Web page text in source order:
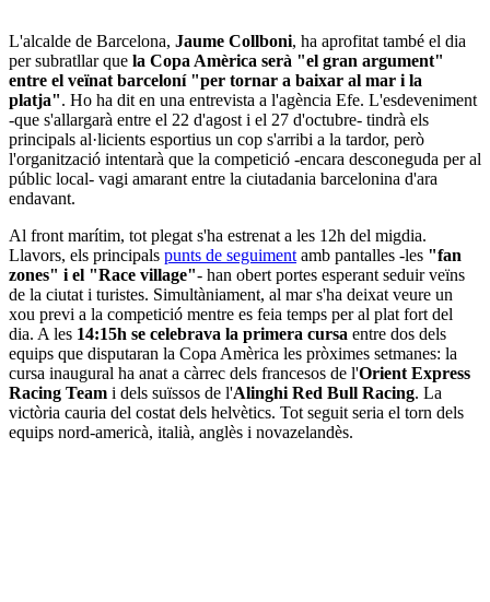
L'alcalde de Barcelona, Jaume Collboni, ha aprofitat també el dia
per subratllar que la Copa Amèrica serà "el gran argument"
entre el veïnat barceloní "per tornar a baixar al mar i la
platja". Ho ha dit en una entrevista a l'agència Efe. L'esdeveniment
-que s'allargarà entre el 22 d'agost i el 27 d'octubre- tindrà els
principals al·licients esportius un cop s'arribi a la tardor, però
l'organització intentarà que la competició -encara desconeguda per al
públic local- vagi amarant entre la ciutadania barcelonina d'ara
endavant.
Al front marítim, tot plegat s'ha estrenat a les 12h del migdia.
Llavors, els principals punts de seguiment amb pantalles -les "fan
zones" i el "Race village"- han obert portes esperant seduir veïns
de la ciutat i turistes. Simultàniament, al mar s'ha deixat veure un
xou previ a la competició mentre es feia temps per al plat fort del
dia. A les 14:15h se celebrava la primera cursa entre dos dels
equips que disputaran la Copa Amèrica les pròximes setmanes: la
cursa inaugural ha anat a càrrec dels francesos de l'Orient Express
Racing Team i dels suïssos de l'Alinghi Red Bull Racing. La
victòria cauria del costat dels helvètics. Tot seguit seria el torn dels
equips nord-americà, italià, anglès i novazelandès.